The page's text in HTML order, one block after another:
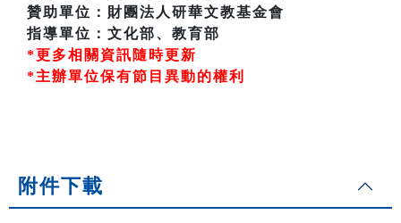
贊助單位：財團法人研華文教基金會
指導單位：文化部、教育部
*更多相關資訊隨時更新
*主辦單位保有節目異動的權利
附件下載